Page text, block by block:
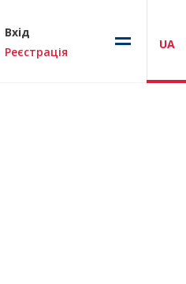
Вхід
Реєстрація
UA